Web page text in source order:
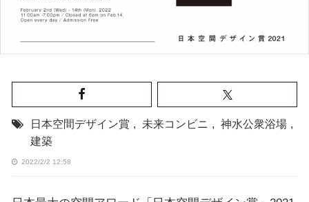
日本空間デザイン賞 , 未来コンビニ , 神水公衆浴場 ,
建築
2022/2/2 12:58